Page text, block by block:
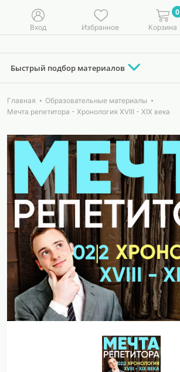
Вход Избранное
0
Корзина
Быстрый подбор материалов
Главная
Образовательные материалы
Мечта репетитора - Хронология XVIII - XIX века